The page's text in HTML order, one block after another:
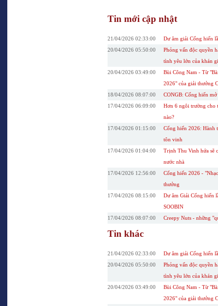
Tin mới cập nhật
21/04/2026 02:33:00
Dư âm giải Cống hiến
20/04/2026 05:50:00
Phỏng vấn độc quyền
tình yêu lớn của khán
20/04/2026 03:49:00
Bùi Công Nam - Từ
2026" của giải thưởng
18/04/2026 08:07:00
CONGB: Cống hiến
17/04/2026 06:09:00
Hơn 6 ngôi trường cho
nào?
17/04/2026 01:15:00
Cống hiến 2026: Hành
tôn vinh
17/04/2026 01:04:00
Trịnh Thu Vinh hứa sẽ
nước nhà
17/04/2026 12:56:00
Cống hiến 2026 -
thưởng
17/04/2026 08:15:00
Dư âm Giải Cống hiến
SOOBIN
17/04/2026 08:07:00
Creepy Nuts - những
Tin khác
21/04/2026 02:33:00
Dư âm giải Cống hiến
20/04/2026 05:50:00
Phỏng vấn độc quyền
tình yêu lớn của khán
20/04/2026 03:49:00
Bùi Công Nam - Từ
2026" của giải thưởng